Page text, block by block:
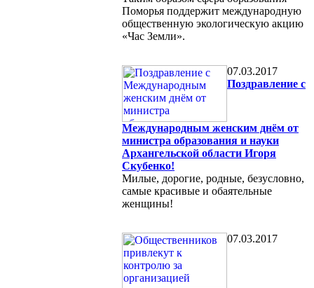
Поморья поддержит международную
общественную экологическую акцию
«Час Земли».
07.03.2017
Поздравление с
Международным женским днём от
министра образования и науки
Архангельской области Игоря
Скубенко!
Милые, дорогие, родные, безусловно,
самые красивые и обаятельные
женщины!
07.03.2017